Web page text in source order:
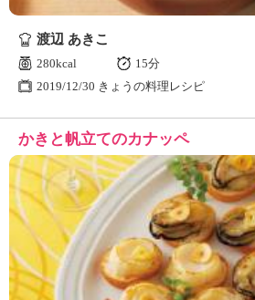
渡辺 あきこ
280kcal
15分
2019/12/30 きょうの料理レシピ
かきと帆立てのカナッペ